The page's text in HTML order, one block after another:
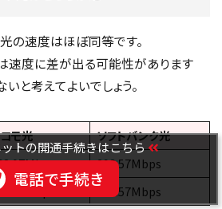
の速度はほぼ同等です。
速度に差が出る可能性があります
と考えてよいでしょう。
モ光
ソフトバンク光
293.57Mbps
372.57Mbps
トの開通手続きはこちら
電話で手続き